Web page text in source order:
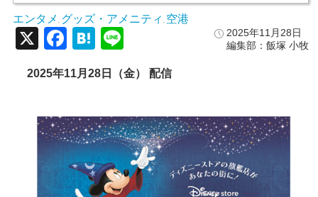
エンタメ グッズ・アメニティ 空港
2025年11月28日
編集部：飯塚 小牧
X Facebook
Hatena
2025年11月28日（金） 配信